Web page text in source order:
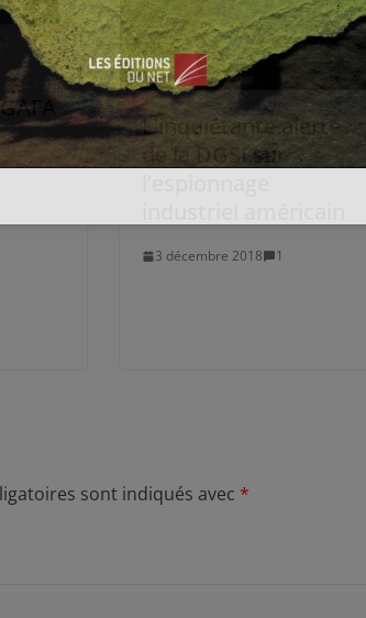
L’inquiétante alerte
de la DGSI sur
3 décembre 2018 1
sont indiqués avec *